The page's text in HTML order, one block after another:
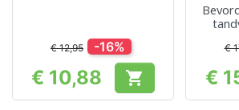
€ 12,95 -16%
Prijs
€ 10,88 
€
€